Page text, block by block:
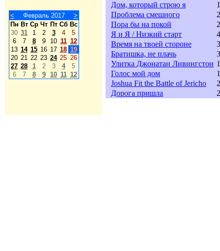
< Февраль 2017
>
Пн Вт Ср Чт Пт Сб Вс
30 31 1 2 3 4
5
6
7 8 9 10 11 12
13 14 15 16 17 18 19
20 21 22 23 24 25 26
27 28 1 2 3 4
5
6
7 8 9 10 11 12
Дом, который строю я
Проблема смешного
Пора бы на покой
Я и Я / Низкий старт
Время на твоей стороне
Братишка, не плачь
Улитка Джонатан Ливингстон
Голос мой дом
Joshua Fit the Battle of Jericho
Дорога пришла